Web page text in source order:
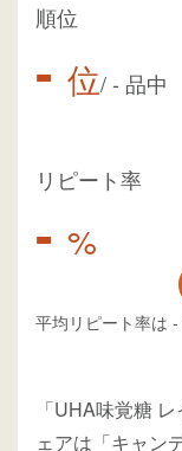
順位
- 位/- 品中
リピート率
- %
平均リピート率は -
「UHA味覚糖
ェアは「キャン